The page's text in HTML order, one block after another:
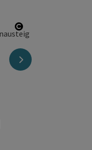
Copyright öffnen
nächstes Element